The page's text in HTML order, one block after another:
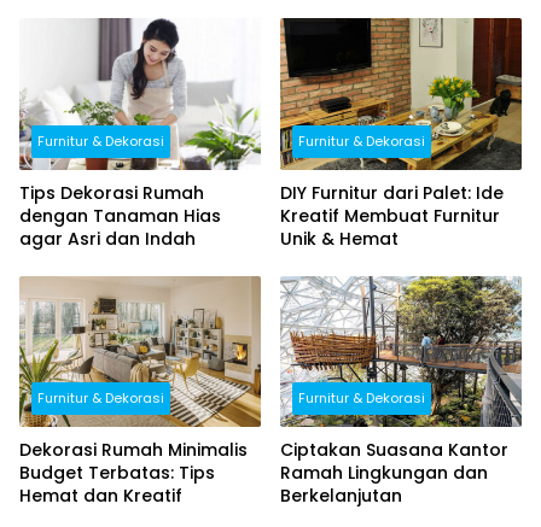
Furnitur & Dekorasi
Tips Dekorasi Rumah
dengan Tanaman Hias
agar Asri dan Indah
Furnitur & Dekorasi
DIY Furnitur dari Palet: Ide
Kreatif Membuat Furnitur
Unik & Hemat
Furnitur & Dekorasi
Dekorasi Rumah Minimalis
Budget Terbatas: Tips
Hemat dan Kreatif
Furnitur & Dekorasi
Ciptakan Suasana Kantor
Ramah Lingkungan dan
Berkelanjutan